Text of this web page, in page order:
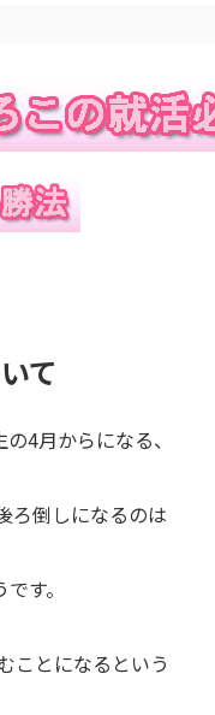
て
4月からになる、
ろ倒しになるのは
す。
ことになるという